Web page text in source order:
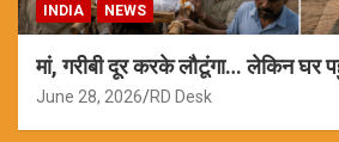
INDIA NEWS
मां, गरीबी दूर करके लौटूंगा… लेकिन घर
June 28, 2026 RD Desk